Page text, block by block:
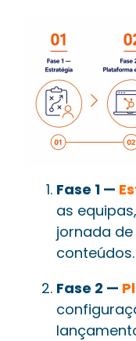
Fase 1 —
as
jornada
conteúdos.
Fase 2 —